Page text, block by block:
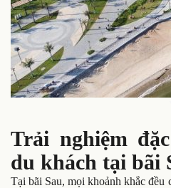
Trải nghiệm
du khách tại bãi
Tại bãi Sau, mọi khoảnh khắc đều